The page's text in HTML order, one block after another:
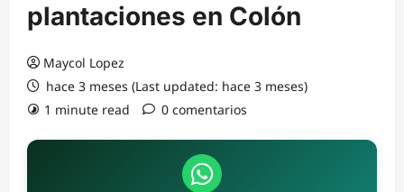
plantaciones en Colón
Maycol Lopez
hace 3 meses (Last updated: hace 3 meses)
1 minute read
0 comentarios